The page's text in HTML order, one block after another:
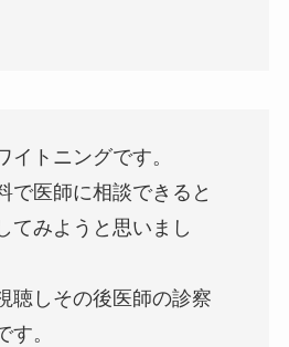
イトニングです。
で医師に相談できると
てみようと思いまし
聴しその後医師の診察
す。